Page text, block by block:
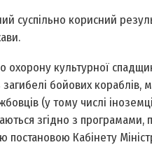
суспільно корисний
охорону культурної
бойових
(у тому числі
згідно з
Кабінету